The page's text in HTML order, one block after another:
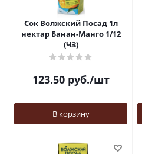
Сок Волжский Посад 1л
нектар Банан-Манго 1/12
(ЧЗ)
123.50руб./шт
В корзину